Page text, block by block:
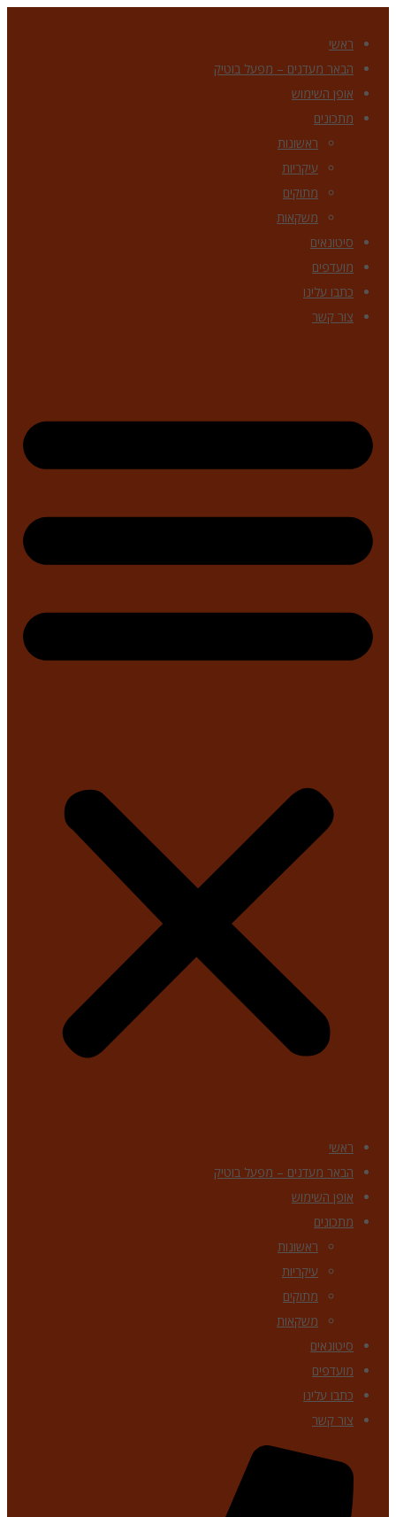
ראשי
הבאר מעדנים – מפעל בוטיק
אופן השימוש
מתכונים
ראשונות
עיקריות
מתוקים
משקאות
סיטונאים
מועדפים
כתבו עלינו
צור קשר
ראשי
הבאר מעדנים – מפעל בוטיק
אופן השימוש
מתכונים
ראשונות
עיקריות
מתוקים
משקאות
סיטונאים
מועדפים
כתבו עלינו
צור קשר